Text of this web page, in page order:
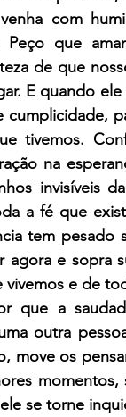
com
que
de que
E quando ele
tivemos.
na
invisíveis
a fé que
tem pesado
agora e sopra
e de
que a
outra
move os
se torne